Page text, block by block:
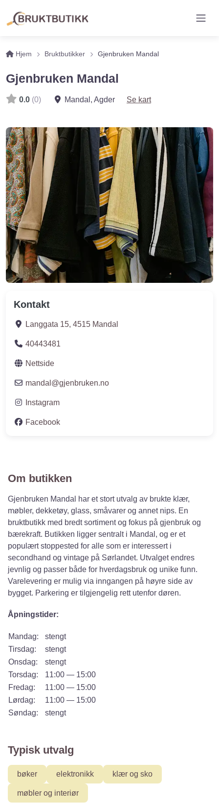
Hjem Bruktbutikker Gjenbruken Mandal
Gjenbruken Mandal
0.0 (0) Mandal , Agder Se kart
Kontakt
Langgata 15, 4515 Mandal
40443481
Nettside
mandal @gjenbruken.no
Instagram
Facebook
Om butikken
Gjenbruken Mandal har et stort utvalg av brukte klær,
møbler, dekketøy, glass, småvarer og annet nips. En
bruktbutikk med bredt sortiment og fokus på gjenbruk og
bærekraft. Butikken ligger sentralt i Mandal, og er et
populært stoppested for alle som er interessert i
secondhand og vintage på Sørlandet. Utvalget endres
jevnlig og passer både for hverdagsbruk og unike funn.
Varelevering er mulig via inngangen på høyre side av
bygget. Parkering er tilgjengelig rett utenfor døren.
Åpningstider:
Mandag:
stengt
Tirsdag:
stengt
Onsdag:
stengt
Torsdag:
11:00 — 15:00
Fredag:
11:00 — 15:00
Lørdag:
11:00 — 15:00
Søndag:
stengt
Typisk utvalg
bøker elektronikk klær og sko
møbler og interiør